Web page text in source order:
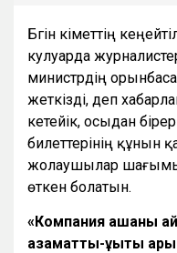
Бүгін үкіметтің
кулуарда
министрдің
жеткізді, деп
кетейік, осыдан
билеттерінің құнын
жолаушылар
өткен болатын.
«Компания ақшаны
азаматтық-құқықтық